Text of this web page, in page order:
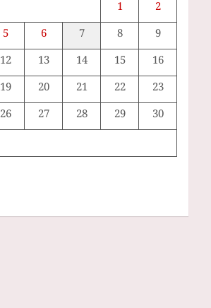
1
2
5 6 7 8
9
12 13 14 15
16
19 20 21 22
23
26 27 28 29
30